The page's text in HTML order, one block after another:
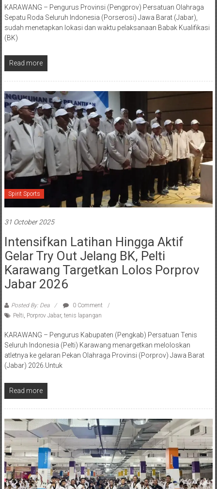
‎KARAWANG – Pengurus Provinsi (Pengprov) Persatuan Olahraga
Sepatu Roda Seluruh Indonesia (Porserosi) Jawa Barat (Jabar),
sudah menetapkan lokasi dan waktu pelaksanaan Babak Kualifikasi
(BK)
Read more
Spirit Sports
31 October 2025
Intensifkan Latihan Hingga Aktif
Gelar Try Out Jelang BK, Pelti
Karawang Targetkan Lolos Porprov
Jabar 2026‎
Posted By: Dea
0 Comment
Pelti, Porprov Jabar, tenis lapangan
‎KARAWANG – Pengurus Kabupaten (Pengkab) Persatuan Tenis
Seluruh Indonesia (Pelti) Karawang menargetkan meloloskan
atletnya ke gelaran Pekan Olahraga Provinsi (Porprov) Jawa Barat
(Jabar) 2026.‎‎Untuk
Read more